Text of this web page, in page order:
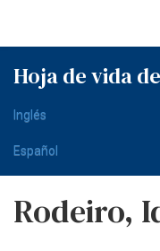
Hoja de vida
Inglés
Español
Rodeiro,